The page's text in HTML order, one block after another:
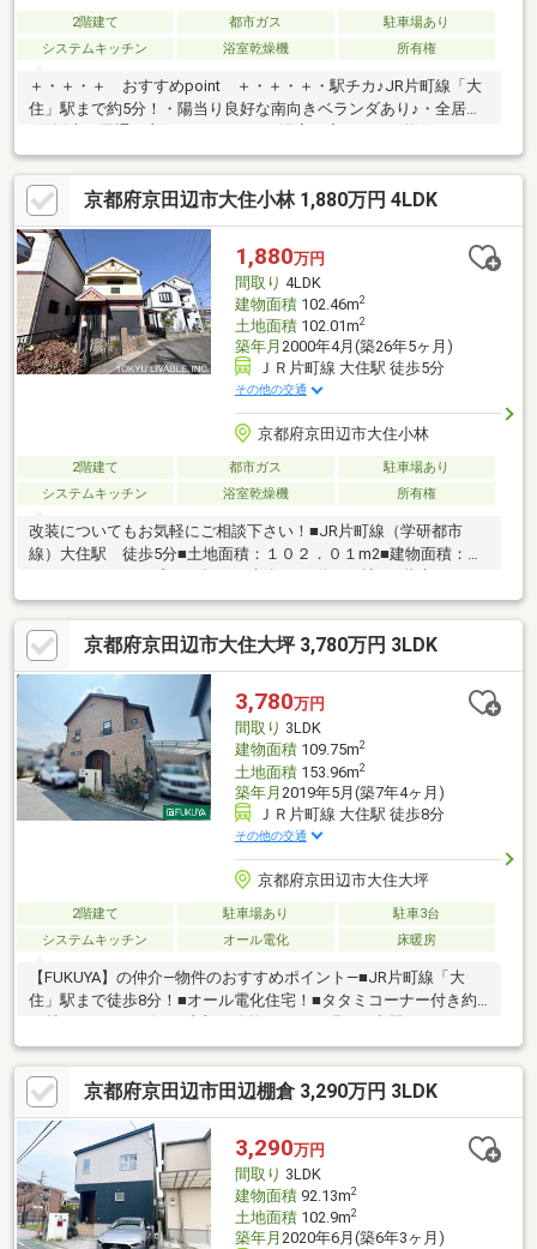
2階建て 都市ガス
駐車場あり
システムキッチン
浴室乾燥機 所有権
＋・＋・＋ おすすめpoint ＋・＋・＋・駅チカ♪JR片町線「大
住」駅まで約5分！・陽当り良好な南向きベランダあり♪・全居室
すい♪・部屋が広く感じられる出窓あり♪・全居室に収納があり、
整理整頓しやすい♪・キッチンがすっきり片付く床下収納あり♪・
使用用途により使い分けられる和室と洋室あり♪・全居室6帖以上
あり、様々な用途に柔軟に対応できる♪・家族が集まりやすい約
15.5帖の広いLDKあり♪・天候や季節に左右されない浴室乾燥機付
き♪・すれ違いや車庫入れがスムーズにできる前道の幅員が約
6.30mあり♪
京都府京田辺市大住小林 1,880万円 4LDK
1,880万円
間取り 4LDK
建物面積102.46m2
土地面積102.01m2
築年月 2000年4月(築26年5ヶ月)
ＪＲ片町線 大住駅 徒歩5分
その他の交通
京都府京田辺市大住小林
2階建て 都市ガス
駐車場あり
システムキッチン
浴室乾燥機 所有権
改装についてもお気軽にご相談下さい！■JR片町線（学研都市
線）大住駅 徒歩5分■土地面積：１０２．０１m2■建物面積：１
4LDK■全居室6帖以上ございます■前面道路6ｍ以上【リビングメ
ッセージ】■スーパーストアナカガワ大住ケ丘店・・・940ｍ■京
田辺市立大住小学校・・・1 840ｍ■京田辺市立大住中学校・・・1
500ｍ■セブンイレブン京田辺大住店・・・550ｍ
京都府京田辺市大住大坪 3,780万円 3LDK
3,780万円
間取り 3LDK
建物面積109.75m2
土地面積153.96m2
築年月 2019年5月(築7年4ヶ月)
ＪＲ片町線 大住駅 徒歩8分
その他の交通
京都府京田辺市大住大坪
2階建て 駐車場あり
駐車3台
システムキッチン
オール電化 床暖房
【FUKUYA】の仲介―物件のおすすめポイント―■JR片町線「大
住」駅まで徒歩8分！■オール電化住宅！■タタミコーナー付き約
クッキングヒーターでコンロ周りのお手入れもらくらく♪■収納ス
ペースが充実しており、お部屋をすっきりとお使いいただけま
す。■カーポート+カースペース駐車3台可能（車種によります）
◇近隣施設◇・ファミリーマート 京田辺大住店まで約900m・ス
ーパーストアナカガワ 大住ヶ丘店まで約1400m
京都府京田辺市田辺棚倉 3,290万円 3LDK
3,290万円
間取り 3LDK
建物面積92.13m2
土地面積102.9m2
築年月 2020年6月(築6年3ヶ月)